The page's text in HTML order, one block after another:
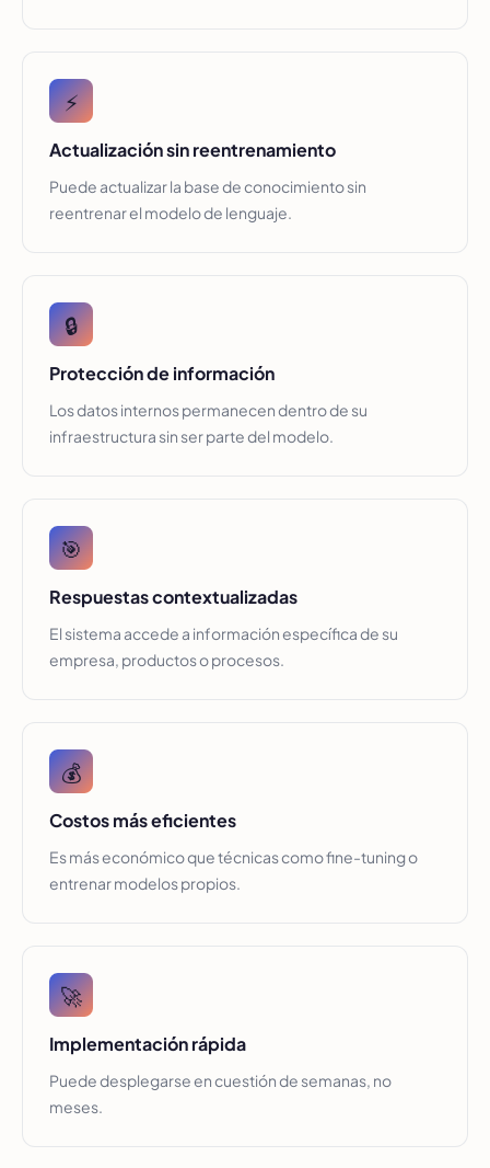
⚡
Actualización sin reentrenamiento
Puede actualizar la base de conocimiento sin
reentrenar el modelo de lenguaje.
🔒
Protección de información
Los datos internos permanecen dentro de su
infraestructura sin ser parte del modelo.
🎯
Respuestas contextualizadas
El sistema accede a información específica de su
empresa, productos o procesos.
💰
Costos más eficientes
Es más económico que técnicas como fine-tuning o
entrenar modelos propios.
🚀
Implementación rápida
Puede desplegarse en cuestión de semanas, no
meses.